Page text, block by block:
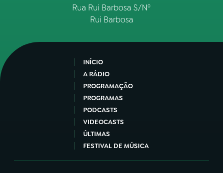
Rua Rui Barbosa S/Nº
Rui Barbosa
INÍCIO
A RÁDIO
PROGRAMAÇÃO
PROGRAMAS
PODCASTS
VIDEOCASTS
ÚLTIMAS
FESTIVAL DE MÚSICA